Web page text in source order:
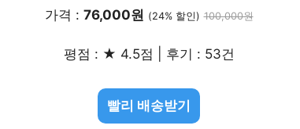
가격 : 76,000원 (24% 할인) 100,000원
평점 : ★ 4.5점 | 후기 : 53건
빨리 배송받기